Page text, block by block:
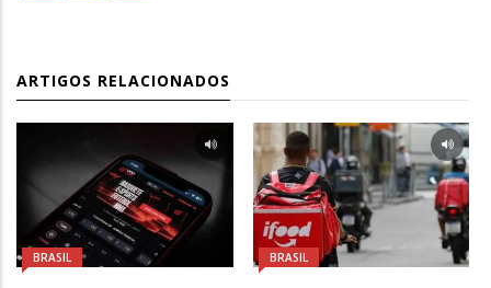
ARTIGOS RELACIONADOS
BRASIL BRASIL